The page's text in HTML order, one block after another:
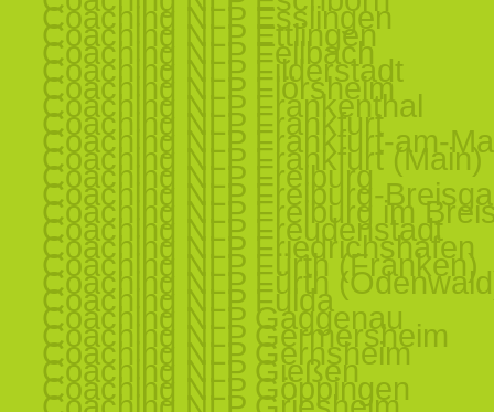
Coaching NLP Esslingen
Coaching NLP Ettlingen
Coaching NLP Fellbach
Coaching NLP Filderstadt
Coaching NLP Flörsheim
Coaching NLP Frankenthal
Coaching NLP Frankfurt
Coaching NLP Frankfurt-am-
Coaching NLP Frankfurt (Main)
Coaching NLP Freiburg
Coaching NLP Freiburg-
Coaching NLP Freiburg im
Coaching NLP Freudenstadt
Coaching NLP Friedrichshafen
Coaching NLP Fürth (Franken)
Coaching NLP Fürth
Coaching NLP Fulda
Coaching NLP Gaggenau
Coaching NLP Germersheim
Coaching NLP Gernsheim
Coaching NLP Gießen
Coaching NLP Göppingen